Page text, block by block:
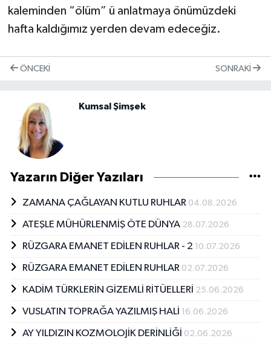
kaleminden “ölüm” ü anlatmaya önümüzdeki
hafta kaldığımız yerden devam edeceğiz.
ÖNCEKI SONRAKI
Kumsal Şimşek
Yazarın Diğer Yazıları
ZAMANA ÇAĞLAYAN KUTLU RUHLAR 04.08.2026
ATEŞLE MÜHÜRLENMİŞ ÖTE DÜNYA 28.07.2026
RÜZGARA EMANET EDİLEN RUHLAR - 2 10.07.2026
RÜZGARA EMANET EDİLEN RUHLAR 02.07.2026
KADİM TÜRKLERİN GİZEMLİ RİTÜELLERİ 25.06.2026
VUSLATIN TOPRAĞA YAZILMIŞ HALİ 16.06.2026
AY YILDIZIN KOZMOLOJİK DERİNLİĞİ 02.06.2026